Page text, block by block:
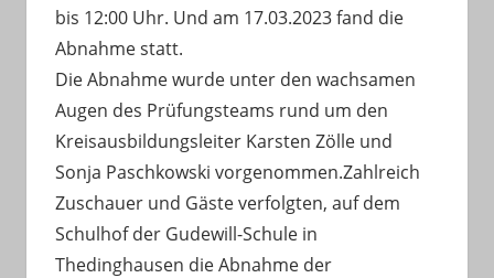
bis 12:00 Uhr. Und am 17.03.2023 fand die
Abnahme statt.
Die Abnahme wurde unter den wachsamen
Augen des Prüfungsteams rund um den
Kreisausbildungsleiter Karsten Zölle und
Sonja Paschkowski vorgenommen.Zahlreich
Zuschauer und Gäste verfolgten, auf dem
Schulhof der Gudewill-Schule in
Thedinghausen die Abnahme der